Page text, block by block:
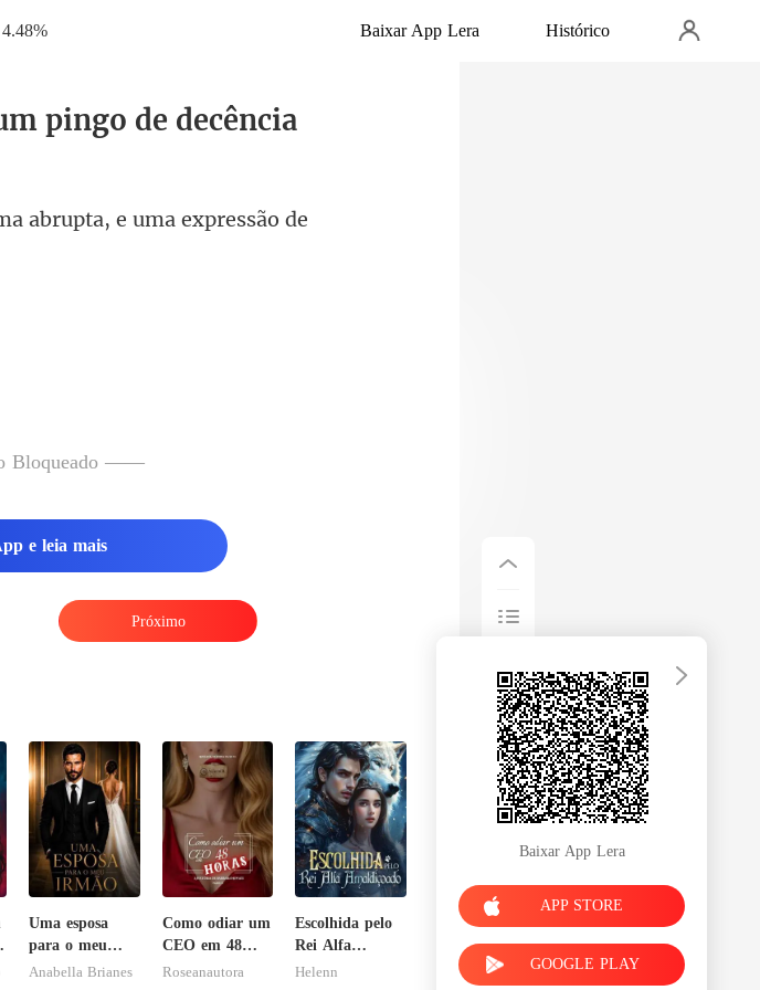
4.48% Baixar App Lera Histórico
pingo de decência
abrupta, e uma expressão de
Bloqueado ——
e leia mais
Próximo
Uma esposa
para o meu
irmão
Anabella Brianes
Como odiar um
CEO em 48
horas
Roseanautora
Escolhida pelo
Rei Alfa
Amaldiçoado
Helenn
Baixar App Lera
APP STORE
GOOGLE PLAY